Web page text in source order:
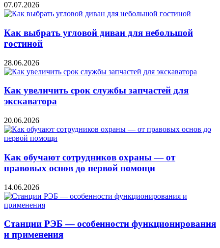
07.07.2026
Как выбрать угловой диван для небольшой
гостиной
28.06.2026
Как увеличить срок службы запчастей для
экскаватора
20.06.2026
Как обучают сотрудников охраны — от
правовых основ до первой помощи
14.06.2026
Станции РЭБ — особенности функционирования
и применения